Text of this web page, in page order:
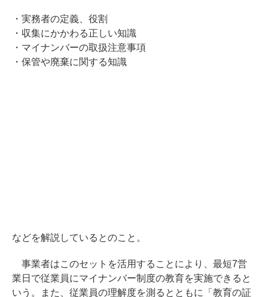
・実務者の定義、役割
・収集にかかわる正しい知識
・マイナンバーの取扱注意事項
・保管や廃棄に関する知識
などを解説しているとのこと。
事業者はこのセットを活用することにより、最短7営
業日で従業員にマイナンバー制度の教育を実施できると
いう。また、従業員の理解度を測るとともに「教育の証